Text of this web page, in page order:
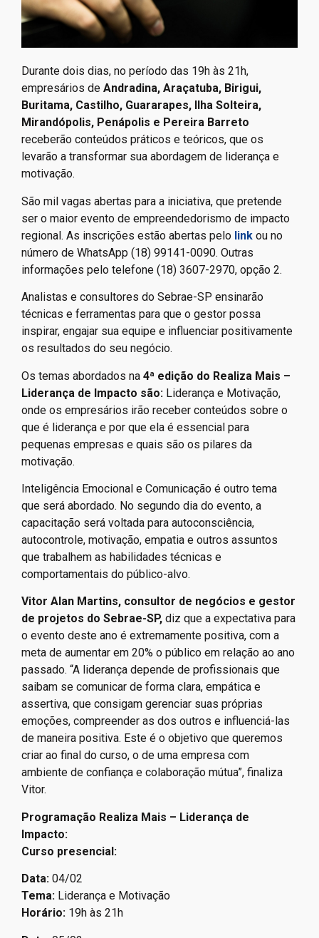
Durante dois dias, no período das 19h às 21h,
empresários de Andradina, Araçatuba, Birigui,
Buritama, Castilho, Guararapes, Ilha Solteira,
Mirandópolis, Penápolis e Pereira Barreto
receberão conteúdos práticos e teóricos, que os
levarão a transformar sua abordagem de liderança e
motivação.
São mil vagas abertas para a iniciativa, que pretende
ser o maior evento de empreendedorismo de impacto
regional. As inscrições estão abertas pelo link ou no
número de WhatsApp (18) 99141-0090. Outras
informações pelo telefone (18) 3607-2970, opção 2.
Analistas e consultores do Sebrae-SP ensinarão
técnicas e ferramentas para que o gestor possa
inspirar, engajar sua equipe e influenciar positivamente
os resultados do seu negócio.
Os temas abordados na 4ª edição do Realiza Mais –
Liderança de Impacto são: Liderança e Motivação,
onde os empresários irão receber conteúdos sobre o
que é liderança e por que ela é essencial para
pequenas empresas e quais são os pilares da
motivação.
Inteligência Emocional e Comunicação é outro tema
que será abordado. No segundo dia do evento, a
capacitação será voltada para autoconsciência,
autocontrole, motivação, empatia e outros assuntos
que trabalhem as habilidades técnicas e
comportamentais do público-alvo.
Vitor Alan Martins, consultor de negócios e gestor
de projetos do Sebrae-SP, diz que a expectativa para
o evento deste ano é extremamente positiva, com a
meta de aumentar em 20% o público em relação ao ano
passado. “A liderança depende de profissionais que
saibam se comunicar de forma clara, empática e
assertiva, que consigam gerenciar suas próprias
emoções, compreender as dos outros e influenciá-las
de maneira positiva. Este é o objetivo que queremos
criar ao final do curso, o de uma empresa com
ambiente de confiança e colaboração mútua”, finaliza
Vitor.
Programação Realiza Mais – Liderança de
Impacto:
Curso presencial:
Data: 04/02
Tema: Liderança e Motivação
Horário: 19h às 21h